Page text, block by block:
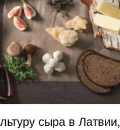
сыра в Латвии,